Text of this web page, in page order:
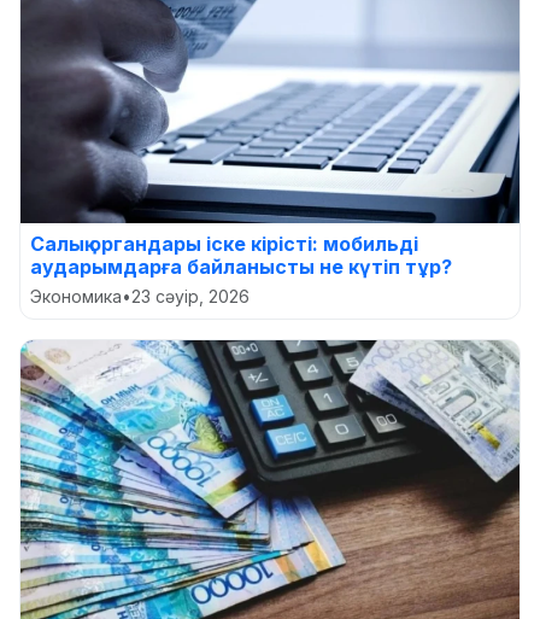
Салық органдары іске кірісті: мобильді
аударымдарға байланысты не күтіп тұр?
Экономика•23 сәуір, 2026